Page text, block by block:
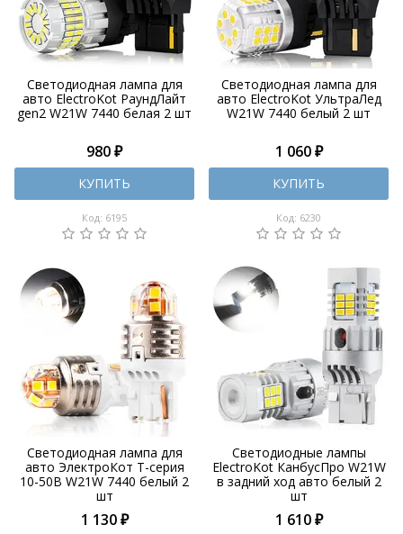
Светодиодная лампа для
авто ElectroKot РаундЛайт
gen2 W21W 7440 белая 2 шт
980 ₽
КУПИТЬ
Код: 6195
Светодиодная лампа для
авто ElectroKot УльтраЛед
W21W 7440 белый 2 шт
1 060 ₽
КУПИТЬ
Код: 6230
Светодиодная лампа для
авто ЭлектроКот Т-серия
10-50В W21W 7440 белый 2
шт
1 130 ₽
Светодиодные лампы
ElectroKot КанбусПро W21W
в задний ход авто белый 2
шт
1 610 ₽